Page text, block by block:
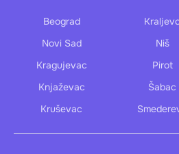
Beograd
Novi Sad
Kragujevac
Knjaževac
Kruševac
Niš
Pirot
Šabac